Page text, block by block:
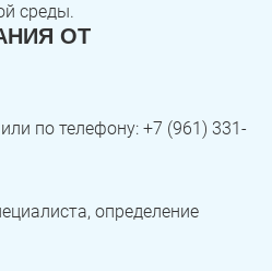
среды.
ОТ
по телефону: +7 (961) 331-
определение